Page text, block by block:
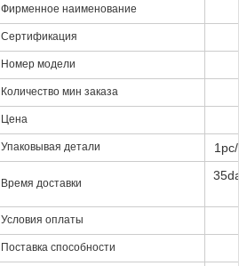
Фирменное наименование
Сертификация
Номер модели
Количество мин заказа
Цена
Упаковывая детали
Время доставки
Условия оплаты
Поставка способности